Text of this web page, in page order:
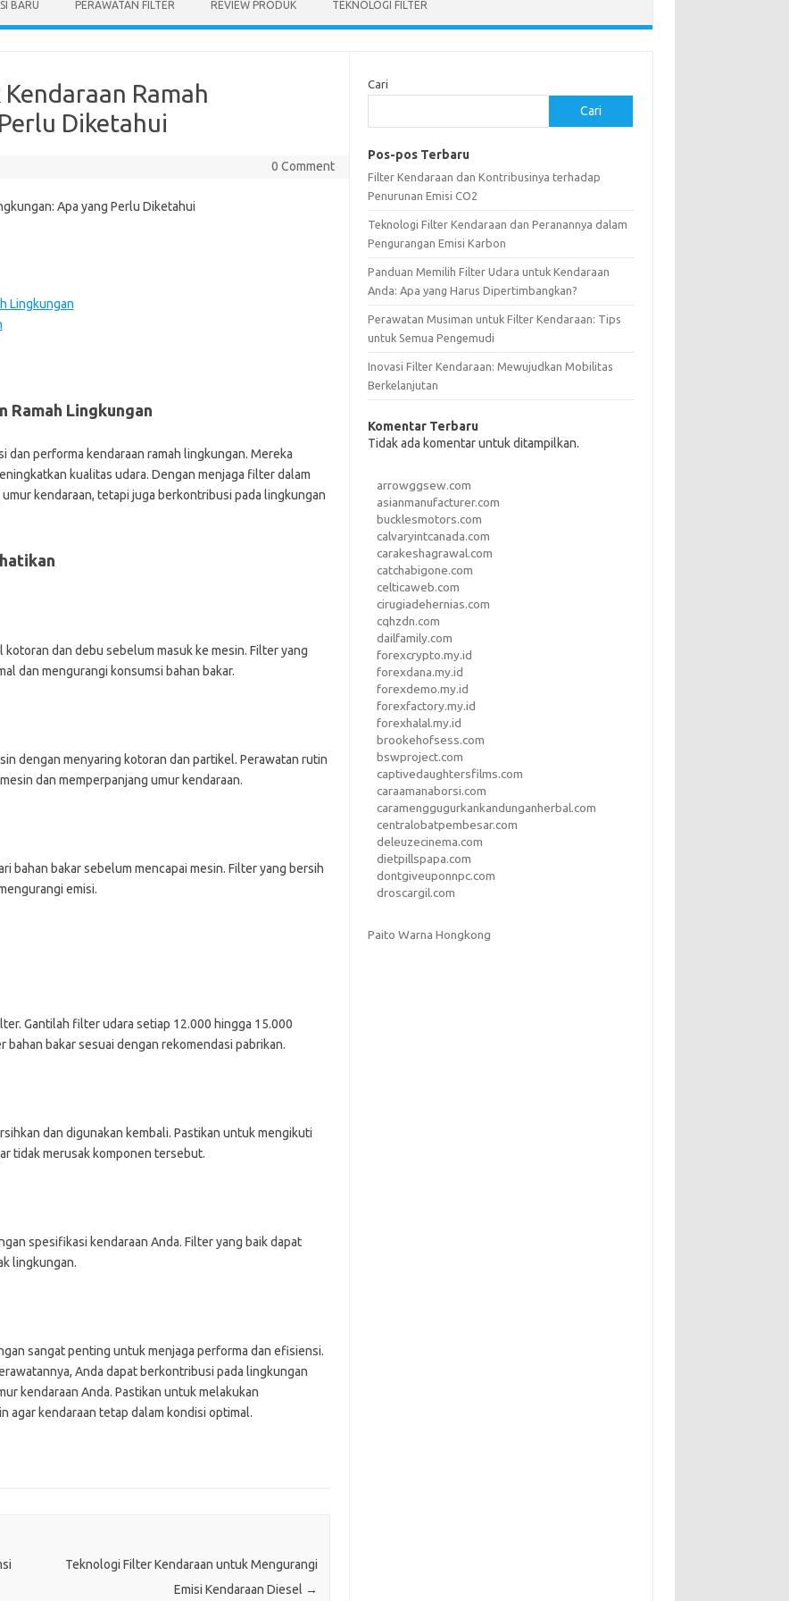
BARU PERAWATAN FILTER REVIEW PRODUK TEKNOLOGI FILTER
Ramah
Diketahui
0 Comment
Lingkungan
Ramah Lingkungan
performa kendaraan ramah lingkungan. Mereka
kualitas udara. Dengan menjaga filter dalam
kendaraan, tetapi juga berkontribusi pada lingkungan
dan debu sebelum masuk ke mesin. Filter yang
dan mengurangi konsumsi bahan bakar.
dengan menyaring kotoran dan partikel. Perawatan rutin
dan memperpanjang umur kendaraan.
bahan bakar sebelum mencapai mesin. Filter yang bersih
emisi.
Gantilah filter udara setiap 12.000 hingga 15.000
bakar sesuai dengan rekomendasi pabrikan.
dan digunakan kembali. Pastikan untuk mengikuti
tidak merusak komponen tersebut.
spesifikasi kendaraan Anda. Filter yang baik dapat
lingkungan.
sangat penting untuk menjaga performa dan efisiensi.
Anda dapat berkontribusi pada lingkungan
kendaraan Anda. Pastikan untuk melakukan
agar kendaraan tetap dalam kondisi optimal.
Teknologi Filter Kendaraan untuk Mengurangi
Emisi Kendaraan Diesel →
Cari
Cari
Pos-pos Terbaru
Filter Kendaraan dan Kontribusinya terhadap
Penurunan Emisi CO2
Teknologi Filter Kendaraan dan Peranannya dalam
Pengurangan Emisi Karbon
Panduan Memilih Filter Udara untuk Kendaraan
Anda: Apa yang Harus Dipertimbangkan?
Perawatan Musiman untuk Filter Kendaraan: Tips
untuk Semua Pengemudi
Inovasi Filter Kendaraan: Mewujudkan Mobilitas
Berkelanjutan
Komentar Terbaru
Tidak ada komentar untuk ditampilkan.
arrowggsew.com
asianmanufacturer.com
bucklesmotors.com
calvaryintcanada.com
carakeshagrawal.com
catchabigone.com
celticaweb.com
cirugiadehernias.com
cqhzdn.com
dailfamily.com
forexcrypto.my.id
forexdana.my.id
forexdemo.my.id
forexfactory.my.id
forexhalal.my.id
brookehofsess.com
bswproject.com
captivedaughtersfilms.com
caraamanaborsi.com
caramenggugurkankandunganherbal.com
centralobatpembesar.com
deleuzecinema.com
dietpillspapa.com
dontgiveuponnpc.com
droscargil.com
Paito Warna Hongkong